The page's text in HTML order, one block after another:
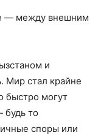
— между внешним
и
Мир стал крайне
быстро могут
будь то
споры или